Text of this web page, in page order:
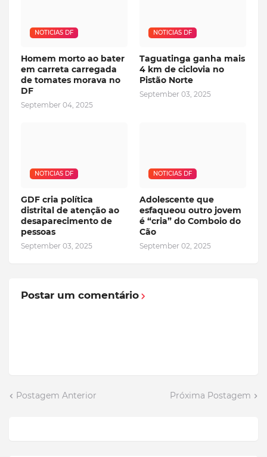
NOTICIAS DF
Homem morto ao bater
em carreta carregada
de tomates morava no
DF
September 04, 2025
NOTICIAS DF
Taguatinga ganha mais
4 km de ciclovia no
Pistão Norte
September 03, 2025
NOTICIAS DF
GDF cria política
distrital de atenção ao
desaparecimento de
pessoas
September 03, 2025
NOTICIAS DF
Adolescente que
esfaqueou outro jovem
é “cria” do Comboio do
Cão
September 02, 2025
Postar um comentário
Postagem Anterior Próxima Postagem